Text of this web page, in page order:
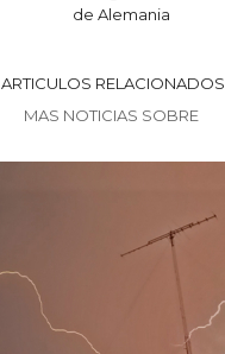
de Alemania
ARTICULOS RELACIONADOS
MAS NOTICIAS SOBRE